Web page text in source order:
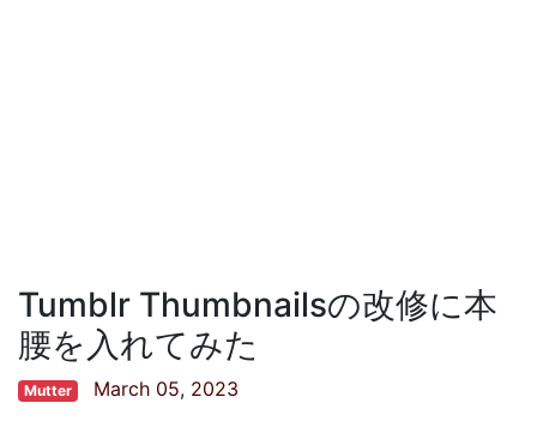
Tumblr Thumbnailsの改修に本
腰を入れてみた
Mutter March 05, 2023